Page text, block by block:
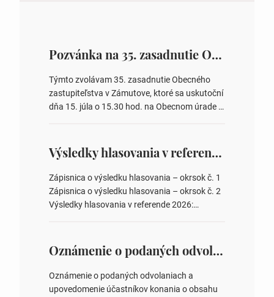
Pozvánka na 35. zasadnutie OZ v Zámutove
Týmto zvolávam 35. zasadnutie Obecného
zastupiteľstva v Zámutove, ktoré sa uskutoční
dňa 15. júla o 15.30 hod. na Obecnom úrade v
overovateľov zápisnice 3. Určenie volebných
obvodov pre voľby poslancov obecných
zastupiteľstiev, počtu poslancov obecných
zastupiteľstiev v nich 4. Schválenie odpredaja
obecného pozemku –…
Výsledky hlasovania v referende 2026
Zápisnica o výsledku hlasovania – okrsok č. 1
Zápisnica o výsledku hlasovania – okrsok č. 2
Výsledky hlasovania v referende 2026:
ysledky.html
Oznámenie o podaných odvolaniach a upovedomenie účastníkov konania o obsahu podaných odvolani – Verejná vyhláška
Oznámenie o podaných odvolaniach a
upovedomenie účastníkov konania o obsahu